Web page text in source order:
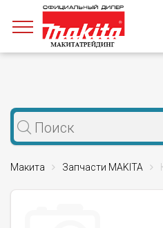
Макита Запчасти MAKITA